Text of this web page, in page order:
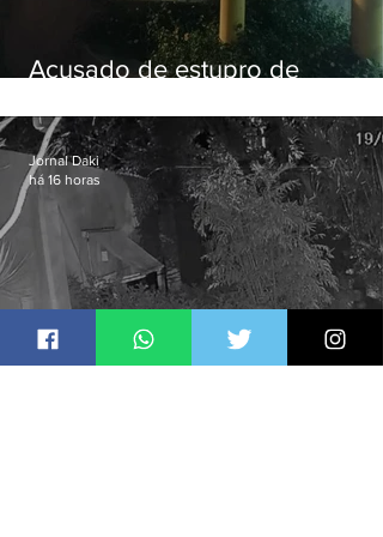
Acusado de estupro de
Jornal Daki
há 16 horas